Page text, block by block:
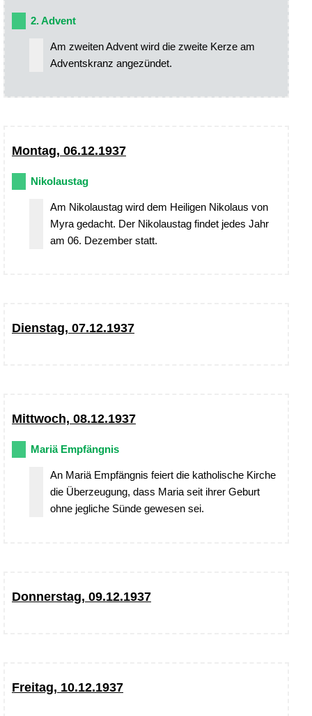
2. Advent
Am zweiten Advent wird die zweite Kerze am
Adventskranz angezündet.
Montag, 06.12.1937
Nikolaustag
Am Nikolaustag wird dem Heiligen Nikolaus von
Myra gedacht. Der Nikolaustag findet jedes Jahr
am 06. Dezember statt.
Dienstag, 07.12.1937
Mittwoch, 08.12.1937
Mariä Empfängnis
An Mariä Empfängnis feiert die katholische Kirche
die Überzeugung, dass Maria seit ihrer Geburt
ohne jegliche Sünde gewesen sei.
Donnerstag, 09.12.1937
Freitag, 10.12.1937